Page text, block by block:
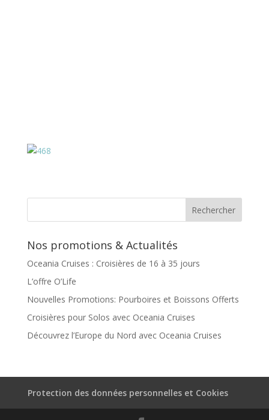
Nos promotions & Actualités
Oceania Cruises : Croisières de 16 à 35 jours
L’offre O’Life
Nouvelles Promotions: Pourboires et Boissons Offerts
Croisières pour Solos avec Oceania Cruises
Découvrez l’Europe du Nord avec Oceania Cruises
Protection des données personnelles et Cookies